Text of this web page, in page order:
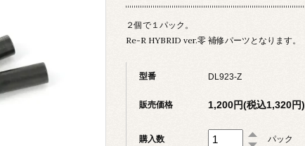
２個で１パック。
Re-R HYBRID ver.零 補修パーツとなります。
型番 DL923-Z
販売価格 1,200円(税込1,320円)
購入数 パック